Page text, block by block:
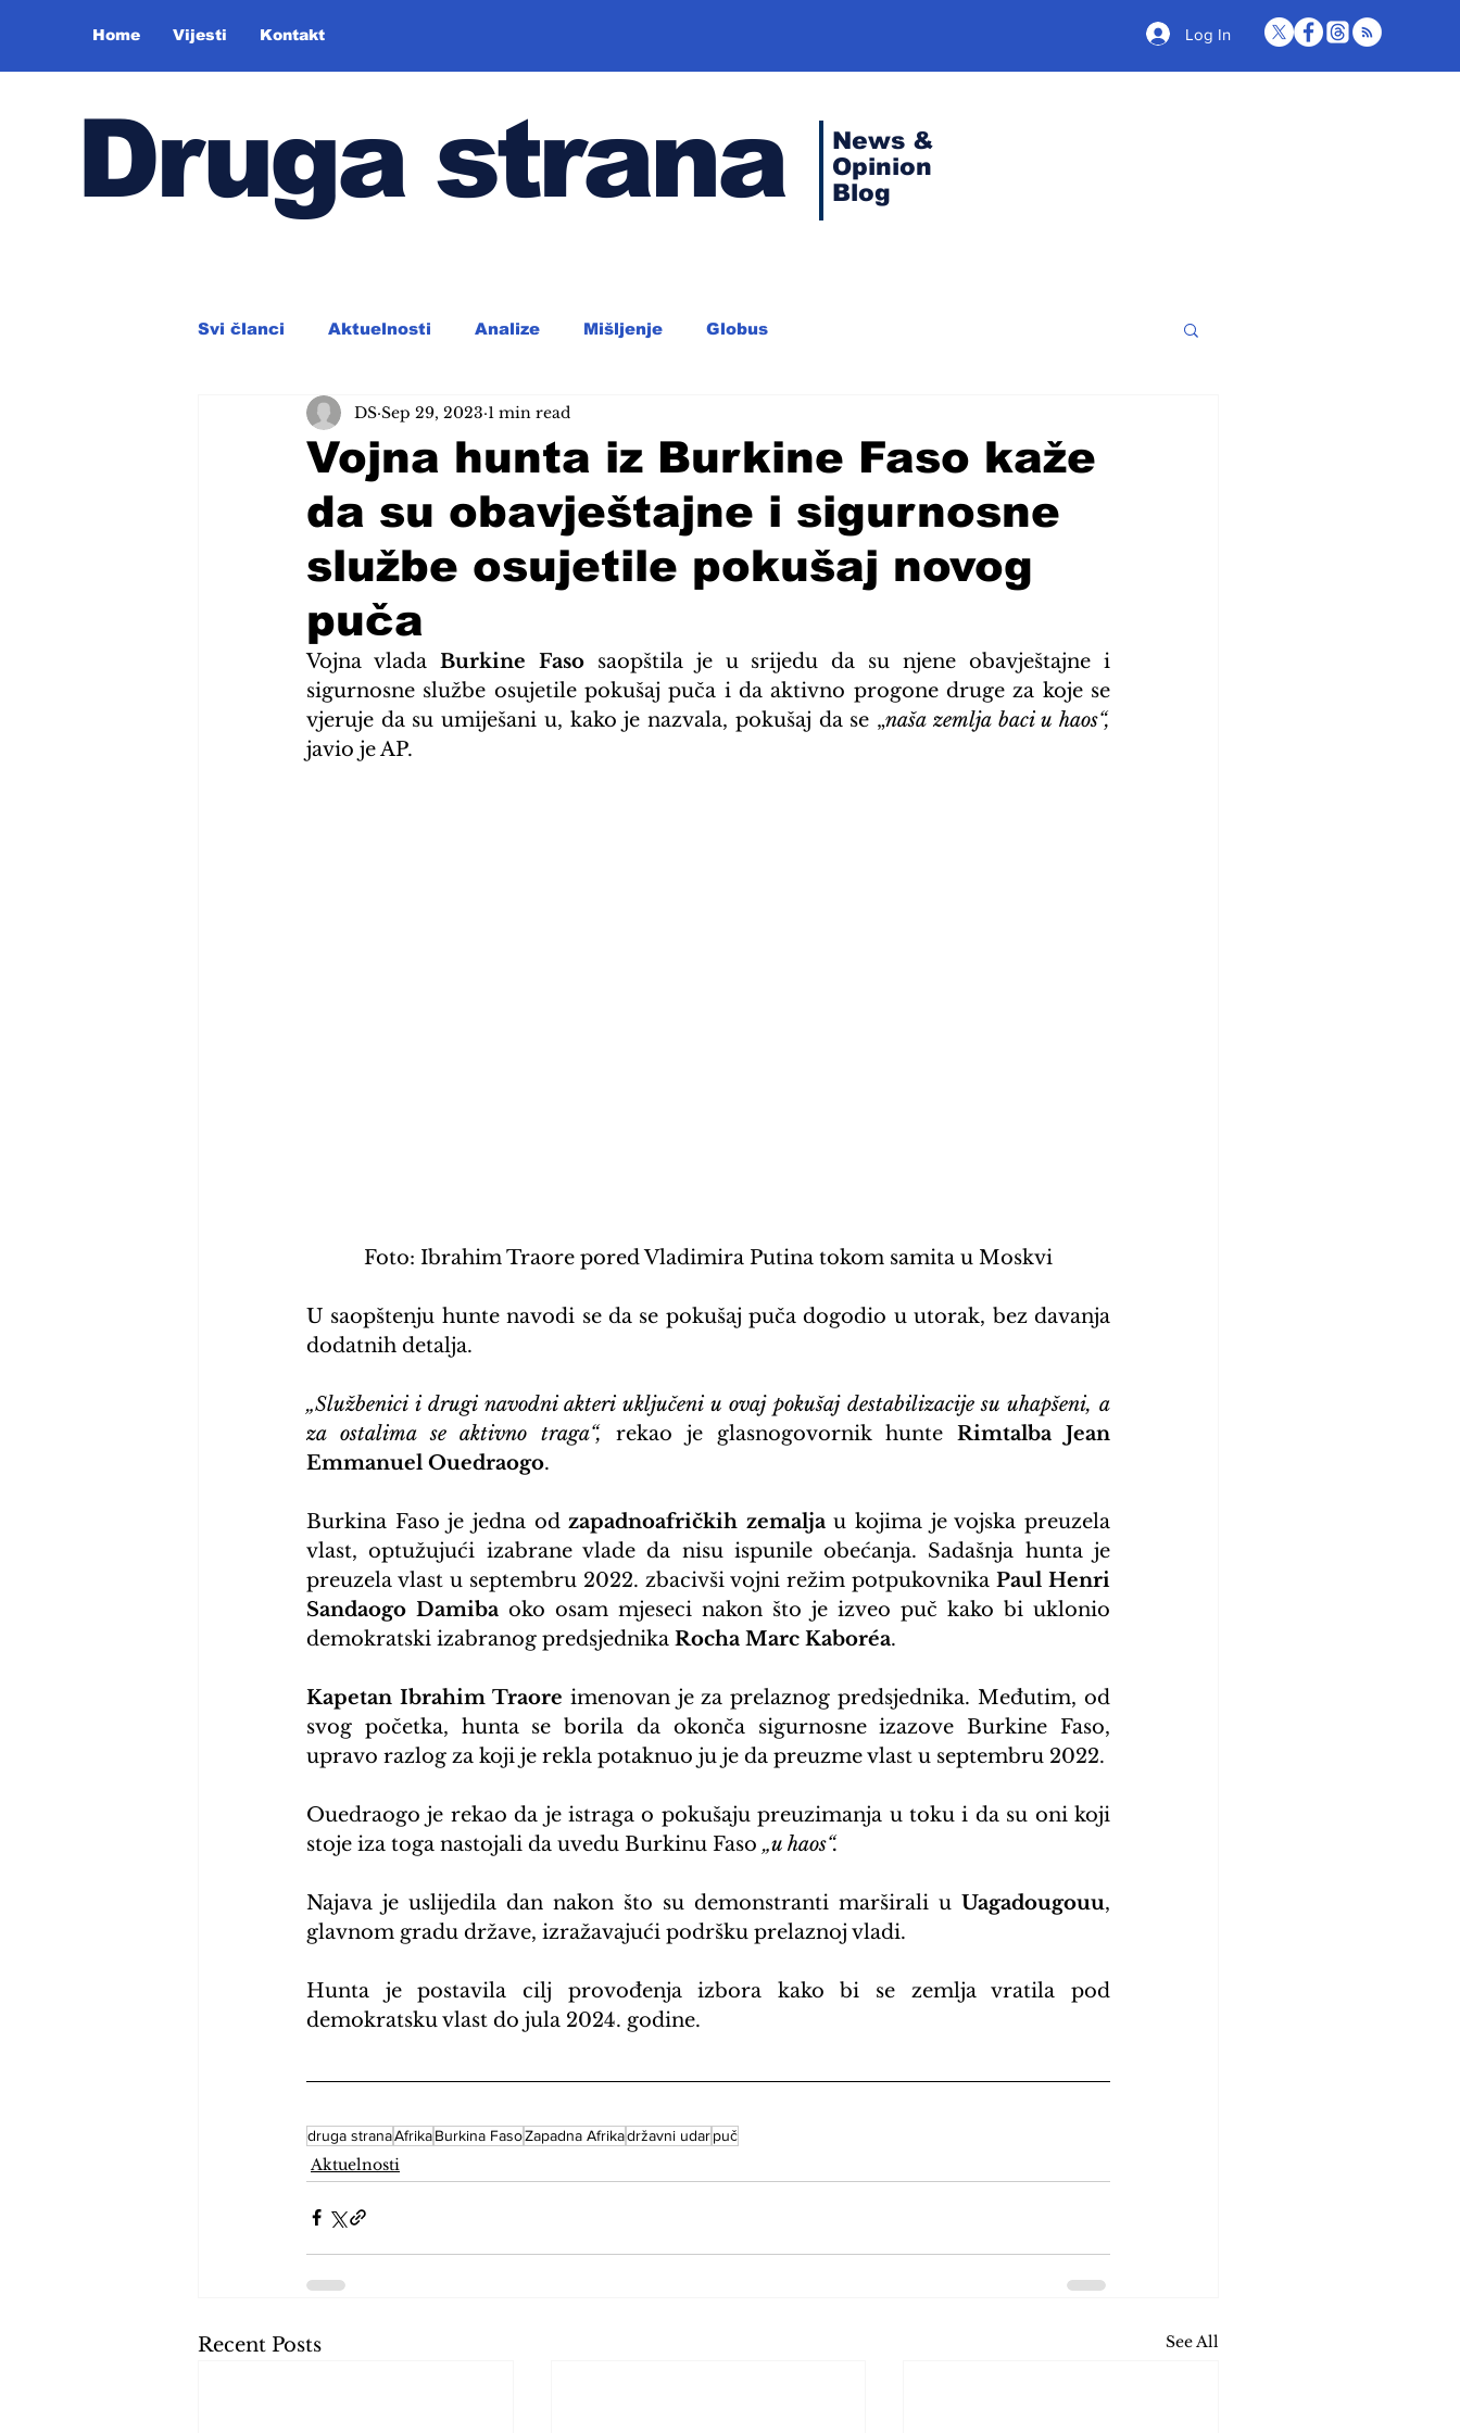
Home Vijesti Kontakt Log In
Druga strana
News &
Opinion
Blog
Svi članci Aktuelnosti Analize Mišljenje Globus
Vojna hunta iz Burkine Faso kaže
da su obavještajne i sigurnosne
službe osujetile pokušaj novog
puča
DS Sep 29, 2023 1 min read
Vojna vlada Burkine Faso saopštila je u srijedu da su njene obavještajne i
sigurnosne službe osujetile pokušaj puča i da aktivno progone druge za koje se
vjeruje da su umiješani u, kako je nazvala, pokušaj da se „naša zemlja baci u haos“,
javio je AP.
Foto: Ibrahim Traore pored Vladimira Putina tokom samita u Moskvi
U saopštenju hunte navodi se da se pokušaj puča dogodio u utorak, bez davanja
dodatnih detalja.
„Službenici i drugi navodni akteri uključeni u ovaj pokušaj destabilizacije su uhapšeni, a
za ostalima se aktivno traga“,
rekao je glasnogovornik hunte Rimtalba Jean
Emmanuel Ouedraogo.
Burkina Faso je jedna od zapadnoafričkih zemalja u kojima je vojska preuzela
vlast, optužujući izabrane vlade da nisu ispunile obećanja. Sadašnja hunta je
preuzela vlast u septembru 2022. zbacivši vojni režim potpukovnika Paul Henri
Sandaogo Damiba oko osam mjeseci nakon što je izveo puč kako bi uklonio
demokratski izabranog predsjednika Rocha Marc Kaboréa.
Kapetan Ibrahim Traore imenovan je za prelaznog predsjednika. Međutim, od
svog početka, hunta se borila da okonča sigurnosne izazove Burkine Faso,
upravo razlog za koji je rekla potaknuo ju je da preuzme vlast u septembru 2022.
Ouedraogo je rekao da je istraga o pokušaju preuzimanja u toku i da su oni koji
stoje iza toga nastojali da uvedu Burkinu Faso „u haos“.
Najava je uslijedila dan nakon što su demonstranti marširali u Uagadougouu,
glavnom gradu države, izražavajući podršku prelaznoj vladi.
Hunta je postavila cilj provođenja izbora kako bi se zemlja vratila pod
demokratsku vlast do jula 2024. godine.
druga stranaAfrikaBurkina FasoZapadna Afrikadržavni udarpuč
Aktuelnosti
Recent Posts See All